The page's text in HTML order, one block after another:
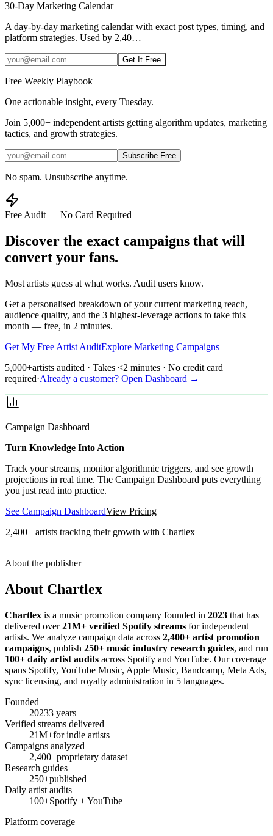
30-Day Marketing Calendar
A day-by-day marketing calendar with exact post types, timing, and
platform strategies. Used by 2,40…
Get It Free
Free Weekly Playbook
One actionable insight, every Tuesday.
Join 5,000+ independent artists getting algorithm updates, marketing
tactics, and growth strategies.
Subscribe Free
No spam. Unsubscribe anytime.
Free Audit — No Card Required
Discover the exact campaigns that will
convert your fans.
Most artists guess at what works. Audit users know.
Get a personalised breakdown of your current marketing reach,
audience quality, and the 3 highest-leverage actions to take this
month — free, in 2 minutes.
Get My Free Artist AuditExplore Marketing Campaigns
5,000+artists audited · Takes <2 minutes · No credit card
required·Already a customer? Open Dashboard →
Campaign Dashboard
Turn Knowledge Into Action
Track your streams, monitor algorithmic triggers, and see growth
projections in real time. The Campaign Dashboard puts everything
you just read into practice.
See Campaign DashboardView Pricing
2,400+ artists tracking their growth with Chartlex
About the publisher
About Chartlex
Chartlex is a music promotion company founded in 2023 that has
delivered over21M+ verified Spotify streams for independent
artists. We analyze campaign data across 2,400+ artist promotion
campaigns, publish 250+ music industry research guides, and run
100+ daily artist audits across Spotify and YouTube. Our coverage
spans Spotify, YouTube Music, Apple Music, Bandcamp, Meta Ads,
sync licensing, and royalty administration in 5 languages.
Founded
20233 years
Verified streams delivered
21M+for indie artists
Campaigns analyzed
2,400+proprietary dataset
Research guides
250+published
Daily artist audits
100+Spotify + YouTube
Platform coverage